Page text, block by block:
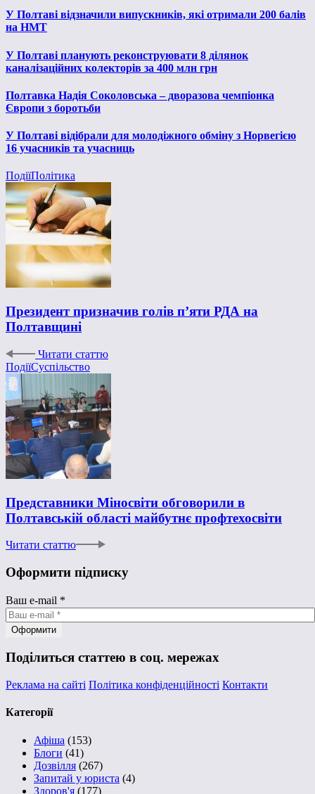
У Полтаві відзначили випускників, які отримали 200 балів
на НМТ
У Полтаві планують реконструювати 8 ділянок
каналізаційних колекторів за 400 млн грн
Полтавка Надія Соколовська – дворазова чемпіонка
Європи з боротьби
У Полтаві відібрали для молодіжного обміну з Норвегією
16 учасників та учасниць
ПодіїПолітика
Президент призначив голів п’яти РДА на
Полтавщині
Читати статтю
ПодіїСуспільство
Представники Міносвіти обговорили в
Полтавській області майбутнє профтехосвіти
Читати статтю
Оформити підписку
Ваш e-mail *
Поділиться статтею в соц. мережах
Реклама на сайті Політика конфіденційності Контакти
Категорії
Афіша (153)
Блоги (41)
Дозвілля (267)
Запитай у юриста (4)
Здоров'я (177)